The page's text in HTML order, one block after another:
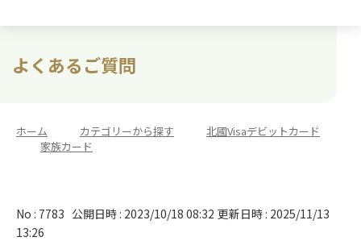
よくあるご質問
ホーム カテゴリーから探す
北國Visaデビットカード
家族カード
No : 7783 公開日時 : 2023/10/18 08:32 更新日時 : 2025/11/13
13:26